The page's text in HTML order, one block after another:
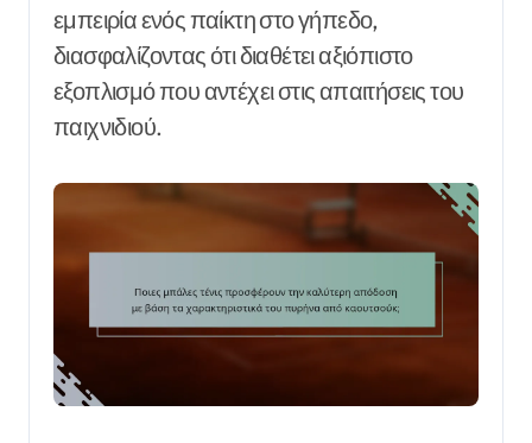
εμπειρία ενός παίκτη στο γήπεδο,
διασφαλίζοντας ότι διαθέτει αξιόπιστο
εξοπλισμό που αντέχει στις απαιτήσεις του
παιχνιδιού.